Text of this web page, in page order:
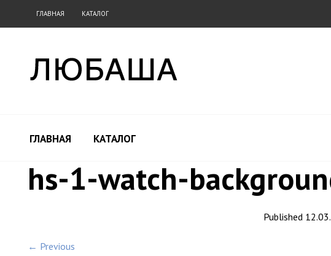
ГЛАВНАЯ КАТАЛОГ
ГЛАВНАЯ КАТАЛОГ
hs-1-watch-
Published
← Previous